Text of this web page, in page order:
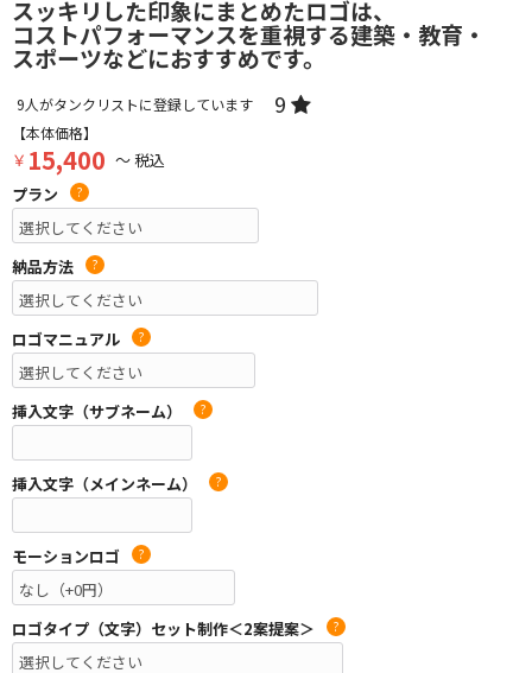
スッキリした印象にまとめたロゴは、
コストパフォーマンスを重視する建築・教育・
スポーツなどにおすすめです。
9人がタンクリストに登録しています 9
【本体価格】
￥ 15,400 ～ 税込
プラン
?
納品方法 ?
ロゴマニュアル ?
挿入文字（サブネーム） ?
挿入文字（メインネーム） ?
モーションロゴ ?
ロゴタイプ（文字）セット制作＜2案提案＞ ?